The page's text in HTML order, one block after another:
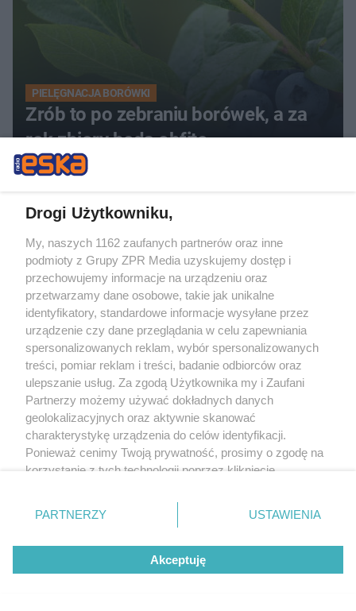
PIELĘGNACJA BORÓWKI
Zrób to po zebraniu borówek, a za
rok zbiory będą obfite
ZAKUPY
Jesień w Pepco! Stylowe kubki i
dodatki w świetnych cenach
Drogi Użytkowniku,
My, naszych 1162 zaufanych partnerów oraz inne
podmioty z Grupy ZPR Media uzyskujemy dostęp i
przechowujemy informacje na urządzeniu oraz
przetwarzamy dane osobowe, takie jak unikalne
identyfikatory, standardowe informacje wysyłane przez
urządzenie czy dane przeglądania w celu zapewniania
spersonalizowanych reklam, wybór spersonalizowanych
treści, pomiar reklam i treści, badanie odbiorców oraz
ulepszanie usług. Za zgodą Użytkownika my i Zaufani
Partnerzy możemy używać dokładnych danych
geolokalizacyjnych oraz aktywnie skanować
charakterystykę urządzenia do celów identyfikacji.
Ponieważ cenimy Twoją prywatność, prosimy o zgodę na
korzystanie z tych technologii poprzez kliknięcie
zmienić/wycofać klikając przycisk ustawień prywatności
znajdujący się w lewym dolnym rogu strony
rodzaje przetwarzania danych nie wymagają zgody
użytkownika, ale masz prawo sprzeciwić się takiemu
przetwarzaniu. Preferencje będą miały zastosowanie tylko
PARTNERZY USTAWIENIA
Akceptuję